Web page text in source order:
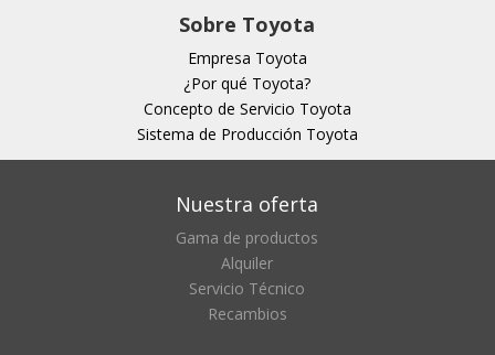
Sobre Toyota
Empresa Toyota
¿Por qué Toyota?
Concepto de Servicio Toyota
Sistema de Producción Toyota
Nuestra oferta
Gama de productos
Alquiler
Servicio Técnico
Recambios